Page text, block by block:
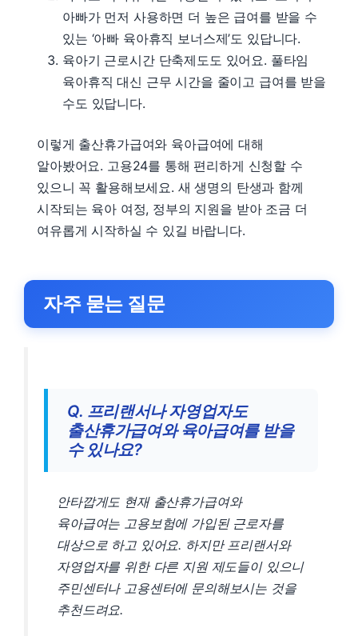
아빠가 먼저 사용하면 더 높은 급여를 받을 수
있는 ‘아빠 육아휴직 보너스제’도 있답니다.
육아기 근로시간 단축제도도 있어요. 풀타임
육아휴직 대신 근무 시간을 줄이고 급여를 받을
수도 있답니다.
이렇게 출산휴가급여와 육아급여에 대해
알아봤어요. 고용24를 통해 편리하게 신청할 수
있으니 꼭 활용해보세요. 새 생명의 탄생과 함께
시작되는 육아 여정, 정부의 지원을 받아 조금 더
여유롭게 시작하실 수 있길 바랍니다.
자주 묻는 질문
Q. 프리랜서나 자영업자도
출산휴가급여와 육아급여를 받을
수 있나요?
안타깝게도 현재 출산휴가급여와
육아급여는 고용보험에 가입된 근로자를
대상으로 하고 있어요. 하지만 프리랜서와
자영업자를 위한 다른 지원 제도들이 있으니
주민센터나 고용센터에 문의해보시는 것을
추천드려요.